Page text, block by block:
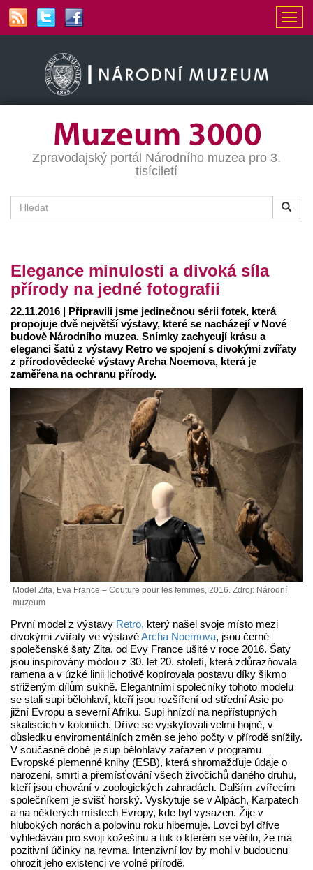
Zpravodajský portál Národního muzea pro 3.
tisíciletí
Elegance minulosti a divoká síla
přírody na jedné fotografii
22.11.2016 | Připravili jsme jedinečnou sérii fotek, která
propojuje dvě největší výstavy, které se nacházejí v Nové
budově Národního muzea. Snímky zachycují krásu a
eleganci šatů z výstavy Retro ve spojení s divokými zvířaty
z přírodovědecké výstavy Archa Noemova, která je
zaměřena na ochranu přírody.
Model Zita, Eva France – Couture pour les femmes, 2016. Zdroj: Národní
muzeum
První model z výstavy Retro, který našel svoje místo mezi
divokými zvířaty ve výstavěArcha Noemova, jsou černé
společenské šaty Zita, od Evy France ušité v roce 2016. Šaty
jsou inspirovány módou z 30. let 20. století, která zdůrazňovala
ramena a v úzké linii lichotivě kopírovala postavu díky šikmo
střiženým dílům sukně. Elegantními společníky tohoto modelu
se stali supi bělohlaví, kteří jsou rozšíření od střední Asie po
jižní Evropu a severní Afriku. Supi hnízdí na nepřístupných
skaliscích v koloniích. Dříve se vyskytovali velmi hojně, v
důsledku enviromentálních změn se jeho počty v přírodě snížily.
V současné době je sup bělohlavý zařazen v programu
Evropské plemenné knihy (ESB), která shromažďuje údaje o
narození, smrti a přemísťování všech živočichů daného druhu,
kteří jsou chování v zoologických zahradách. Dalším zvířecím
společníkem je svišť horský. Vyskytuje se v Alpách, Karpatech
a na některých místech Evropy, kde byl vysazen. Žije v
hlubokých norách a polovinu roku hibernuje. Lovci byl dříve
vyhledáván pro svoji kožešinu a tuk o kterém se věřilo, že má
pozitivní účinky na revma. Intenzivní lov by mohl v budoucnu
ohrozit jeho existenci ve volné přírodě.